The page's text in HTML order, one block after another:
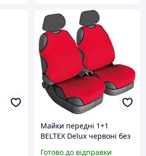
Майки передні 1+1
BELTEX Delux червоні без
Готово до відправки